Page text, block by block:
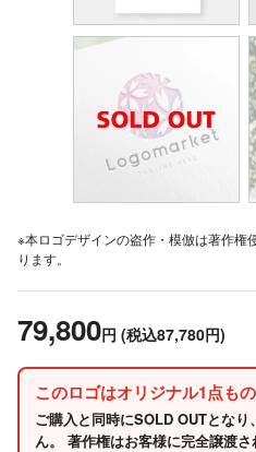
※本ロゴデザインの盗作・模倣は著作権
ります。
79,800円 (税込87,780円)
このロゴはオリジナル1点もの
ご購入と同時にSOLD OUTとな
ん。 著作権はお客様に完全譲渡さ